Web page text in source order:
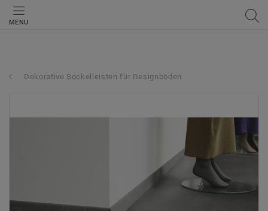
MENU
Dekorative Sockelleisten für Designböden